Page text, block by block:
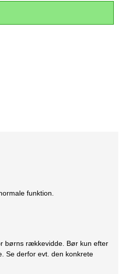
funktion.
børns rækkevidde. Bør kun efter
Se derfor evt. den konkrete